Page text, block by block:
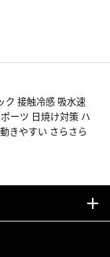
ク 接触冷感 吸水速
ーツ 日焼け対策 ハ
きやすい さらさら